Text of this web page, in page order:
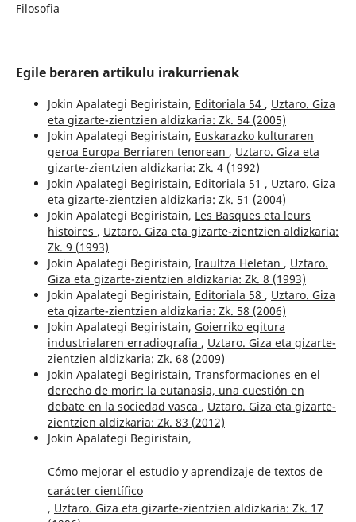
Filosofia
Egile beraren artikulu irakurrienak
Jokin Apalategi Begiristain, Editoriala 54 , Uztaro. Giza
eta gizarte-zientzien aldizkaria: Zk. 54 (2005)
Jokin Apalategi Begiristain, Euskarazko kulturaren
geroa Europa Berriaren tenorean , Uztaro. Giza eta
gizarte-zientzien aldizkaria: Zk. 4 (1992)
Jokin Apalategi Begiristain, Editoriala 51 , Uztaro. Giza
eta gizarte-zientzien aldizkaria: Zk. 51 (2004)
Jokin Apalategi Begiristain, Les Basques eta leurs
histoires , Uztaro. Giza eta gizarte-zientzien aldizkaria:
Zk. 9 (1993)
Jokin Apalategi Begiristain, Iraultza Heletan , Uztaro.
Giza eta gizarte-zientzien aldizkaria: Zk. 8 (1993)
Jokin Apalategi Begiristain, Editoriala 58 , Uztaro. Giza
eta gizarte-zientzien aldizkaria: Zk. 58 (2006)
Jokin Apalategi Begiristain, Goierriko egitura
industrialaren erradiografia , Uztaro. Giza eta gizarte-
zientzien aldizkaria: Zk. 68 (2009)
Jokin Apalategi Begiristain, Transformaciones en el
derecho de morir: la eutanasia, una cuestión en
debate en la sociedad vasca , Uztaro. Giza eta gizarte-
zientzien aldizkaria: Zk. 83 (2012)
Jokin Apalategi Begiristain,
Cómo mejorar el estudio y aprendizaje de textos de
carácter científico
, Uztaro. Giza eta gizarte-zientzien aldizkaria: Zk. 17